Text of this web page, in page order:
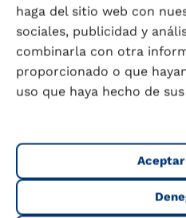
haga del sitio web con
sociales, publicidad y
combinarla con otra
proporcionado o que
uso que haya hecho de
propiedades
células del cuerpo.
ayudan a prevenir
la diabetes tipo 2 y
estas estrategias
ciencia, ayudarás a tus
en frutas y equilibrada.
Para finalizar, te
nuestro producto de